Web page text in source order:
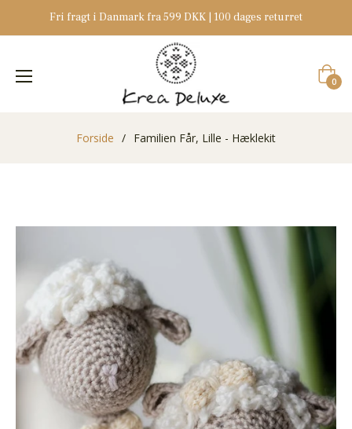
Fri fragt i Danmark fra 599 DKK | 100 dages returret
0
Forside / Familien Får, Lille - Hæklekit